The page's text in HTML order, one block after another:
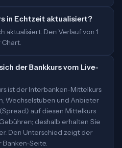
in Echtzeit aktualisiert?
aktualisiert. Den Verlauf von 1
der Bankkurs vom Live-
ist der Interbanken-Mittelkurs
Wechselstuben und Anbieter
auf diesen Mittelkurs
deshalb erhalten Sie
Den Unterschied zeigt der
Seite.